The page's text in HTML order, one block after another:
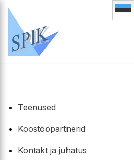
Skip
to
Teenused
Koostööpartnerid
Kontakt ja juhatus